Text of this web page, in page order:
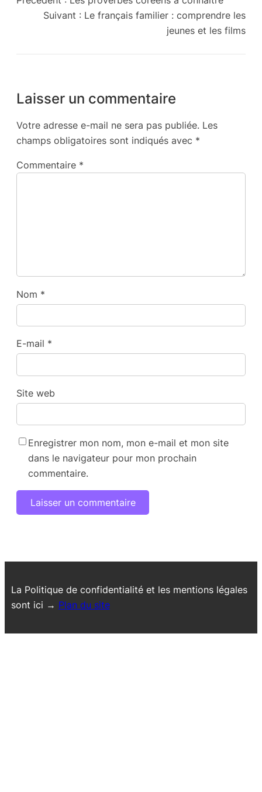
Suivant : Le français familier : comprendre les
jeunes et les films
Laisser un commentaire
Votre adresse e-mail ne sera pas publiée. Les
champs obligatoires sont indiqués avec *
Commentaire *
Nom *
E-mail *
Site web
Enregistrer mon nom, mon e-mail et mon site
dans le navigateur pour mon prochain
commentaire.
La Politique de confidentialité et les mentions légales
sont ici → Plan du site